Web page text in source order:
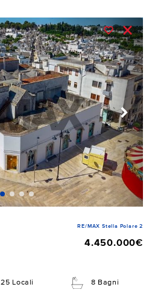
RE/MAX Stella Polare 2
4.450.000€
25 Locali 8 Bagni